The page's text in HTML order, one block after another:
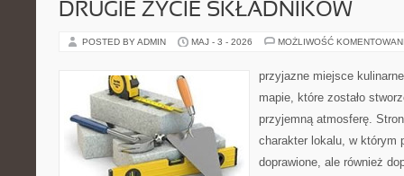
DRUGIE ŻYCIE SKŁADNIKÓW
POSTED BY ADMIN MAJ - 3 - 2026 MOŻLIWOŚĆ
przyjazne miejsce
mapie, które zostało
przyjemną atmosferę.
charakter lokalu, w którym
doprawione, ale również